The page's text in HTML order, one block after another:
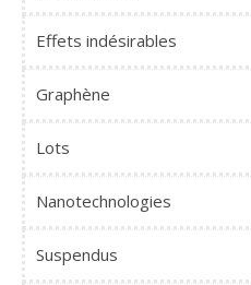
Effets indésirables
Graphène
Lots
Nanotechnologies
Suspendus